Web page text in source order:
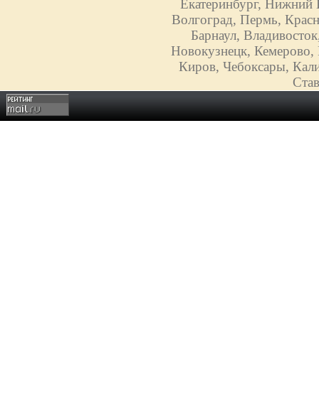
Екатеринбург, Нижний
Волгоград, Пермь,
Барнаул,
Новокузнецк,
Киров, Чебоксары,